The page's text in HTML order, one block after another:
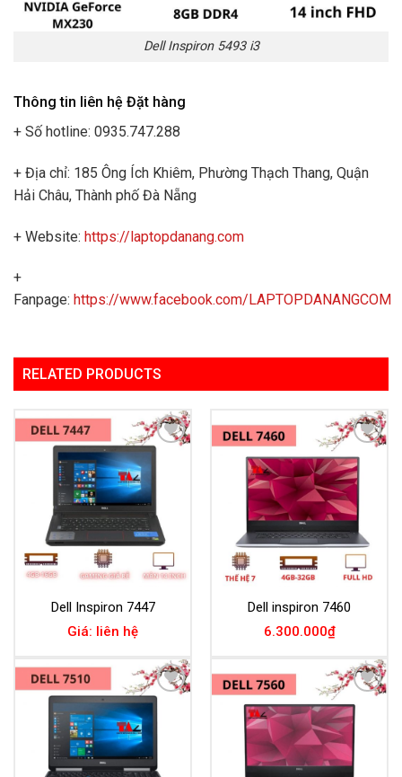
Dell Inspiron 5493 i3
Thông tin liên hệ Đặt hàng
+ Số hotline: 0935.747.288
+ Địa chỉ: 185 Ông Ích Khiêm, Phường Thạch Thang, Quận
Hải Châu, Thành phố Đà Nẵng
+ Website: https://laptopdanang.com
+
Fanpage: https://www.facebook.com/LAPTOPDANANGCOM
RELATED PRODUCTS
Add to
Wishlist
Dell Inspiron 7447
Giá: liên hệ
Add to
Wishlist
Dell inspiron 7460
6.300.000₫
Add to
Wishlist
Add to
Wishlist